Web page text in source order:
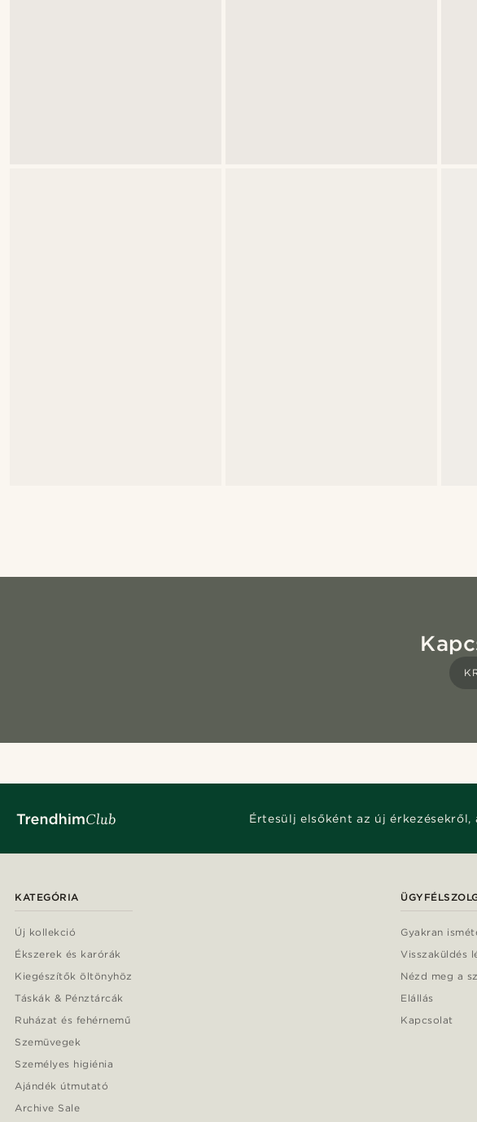
Értesülj elsőként az új
KATEGÓRIA
Új kollekció
Ékszerek és karórák
Kiegészítők öltönyhöz
Táskák & Pénztárcák
Ruházat és fehérnemű
Szemüvegek
Személyes higiénia
Ajándék útmutató
Archive Sale
Gyakran
Visszaküldés
Nézd meg a
Elállás
Kapcsolat